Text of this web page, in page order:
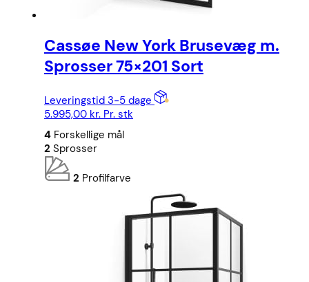
Cassøe New York Brusevæg m.
Sprosser 75×201 Sort
Leveringstid 3-5 dage
5.995,00 kr. Pr. stk
4 Forskellige mål
2 Sprosser
2 Profilfarve